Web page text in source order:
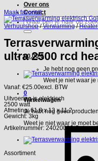
Over ons
Contact
Zoeken
naar:
€0.00 0
Je hebt nog geen
Weet je niet waar
0
Winkelwagen
Je hebt nog geen
Weet je niet waar je moet
Maak favoriet!
Verhuurshop / Verwarming /
ultra 2500 rcd
Vanaf: €25.00excl. BTW
Uitvoering is elektrisch
2500 watt
Afmeting: 61,8 x 13 x 11,2
Gewicht: 3kg
Artikelnummer: 24020002
Assortiment